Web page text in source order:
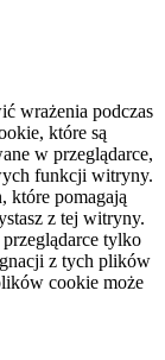
wrażenia podczas
które są
w przeglądarce,
funkcji witryny.
które pomagają
z tej witryny.
tylko
z tych plików
cookie może